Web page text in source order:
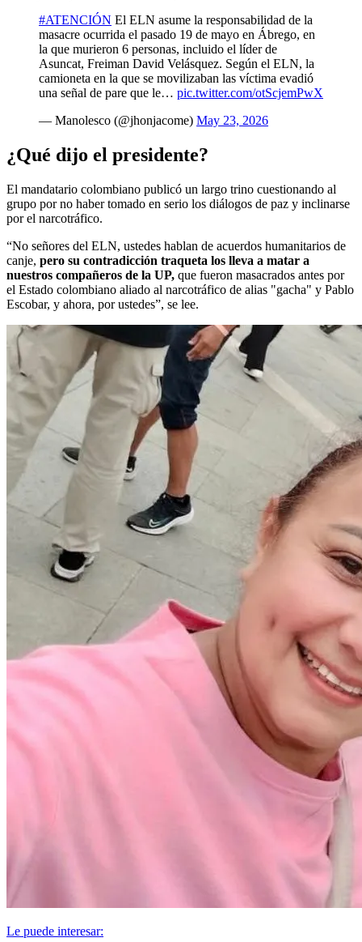
#ATENCIÓN El ELN asume la responsabilidad de la
masacre ocurrida el pasado 19 de mayo en Ábrego, en
la que murieron 6 personas, incluido el líder de
Asuncat, Freiman David Velásquez. Según el ELN, la
camioneta en la que se movilizaban las víctima evadió
una señal de pare que le… pic.twitter.com/otScjemPwX
— Manolesco (@jhonjacome) May 23, 2026
¿Qué dijo el presidente?
El mandatario colombiano publicó un largo trino cuestionando al
grupo por no haber tomado en serio los diálogos de paz y inclinarse
por el narcotráfico.
“No señores del ELN, ustedes hablan de acuerdos humanitarios de
canje, pero su contradicción traqueta los lleva a matar a
nuestros compañeros de la UP, que fueron masacrados antes por
el Estado colombiano aliado al narcotráfico de alias "gacha" y Pablo
Escobar, y ahora, por ustedes”, se lee.
Le puede interesar: